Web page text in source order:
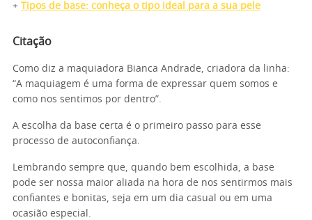
+ Tipos de base: conheça o tipo ideal para a sua pele
Citação
Como diz a maquiadora Bianca Andrade, criadora da linha:
“A maquiagem é uma forma de expressar quem somos e
como nos sentimos por dentro”.
A escolha da base certa é o primeiro passo para esse
processo de autoconfiança.
Lembrando sempre que, quando bem escolhida, a base
pode ser nossa maior aliada na hora de nos sentirmos mais
confiantes e bonitas, seja em um dia casual ou em uma
ocasião especial.